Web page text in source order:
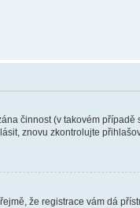
činnost (v takovém
znovu zkontrolujte
že registrace vám dá